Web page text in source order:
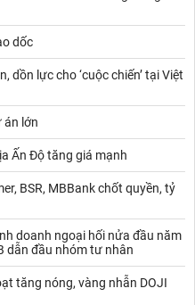
dốc
dồn lực cho ‘cuộc chiến’ tại Việt
án lớn
Ấn Độ tăng giá mạnh
BSR, MBBank chốt quyền, tỷ
doanh ngoại hối nửa đầu năm
dẫn đầu nhóm tư nhân
tăng nóng, vàng nhẫn DOJI